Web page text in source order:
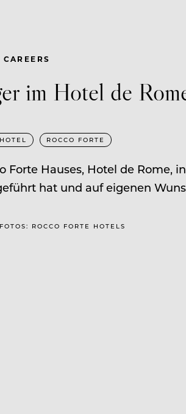
CAREERS
im Hotel de
HOTEL ROCCO FORTE
Hauses, Hotel de Rome,
hat und auf eigenen
ROCCO FORTE HOTELS